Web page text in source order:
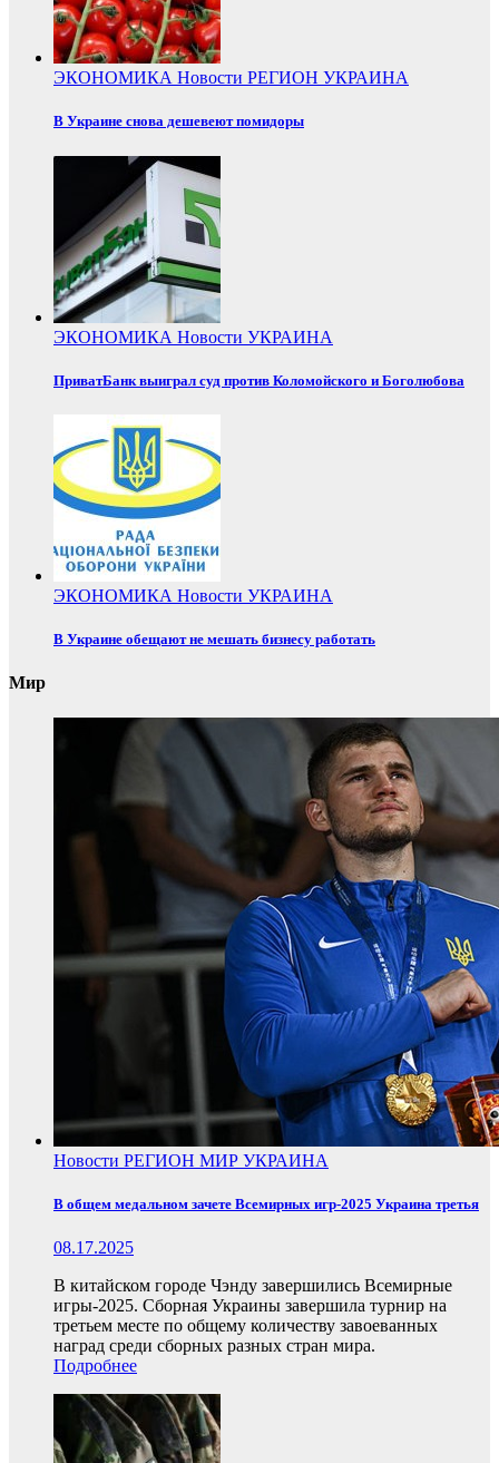
ЭКОНОМИКА Новости РЕГИОН УКРАИНА
В Украине снова дешевеют помидоры
ЭКОНОМИКА Новости УКРАИНА
ПриватБанк выиграл суд против Коломойского и Боголюбова
ЭКОНОМИКА Новости УКРАИНА
В Украине обещают не мешать бизнесу работать
Мир
Новости РЕГИОН МИР УКРАИНА
В общем медальном зачете Всемирных игр-2025 Украина третья
08.17.2025
В китайском городе Чэнду завершились Всемирные
игры-2025. Сборная Украины завершила турнир на
третьем месте по общему количеству завоеванных
наград среди сборных разных стран мира.
Подробнее